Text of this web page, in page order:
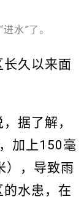
水”了。
久以来面
据了解，
加上150毫
），导致雨
水患，在